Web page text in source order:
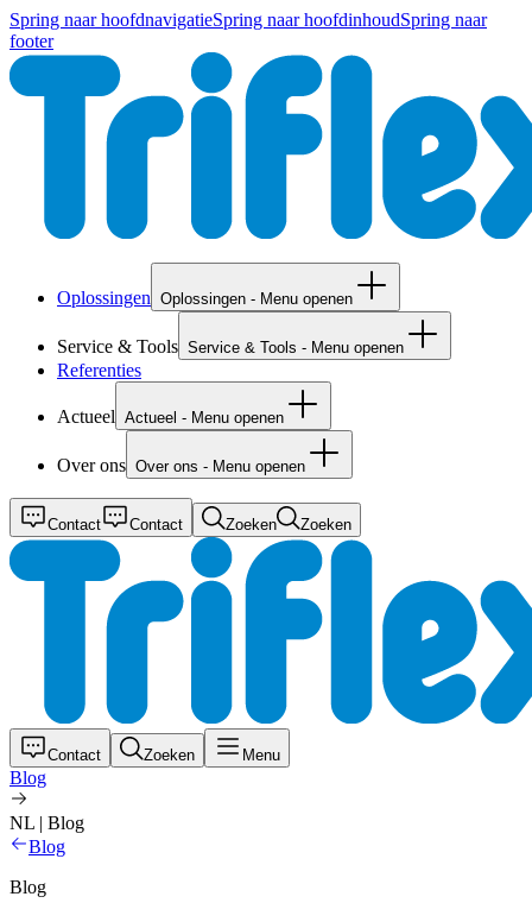
Spring naar hoofdnavigatieSpring naar hoofdinhoudSpring naar
footer
Oplossingen Oplossingen - Menu openen
Service & Tools Service & Tools - Menu openen
Referenties
Actueel Actueel - Menu openen
Over ons Over ons - Menu openen
Contact Contact Zoeken Zoeken
Contact Zoeken Menu
Blog
NL | Blog
Blog
Blog